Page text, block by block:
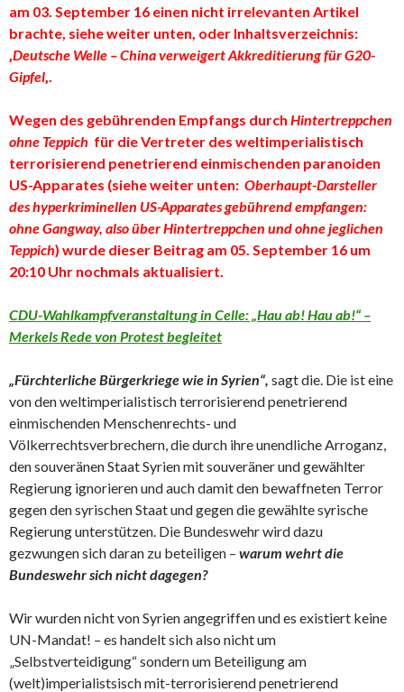
am 03. September 16 einen nicht irrelevanten Artikel
brachte, siehe weiter unten, oder Inhaltsverzeichnis:
‚Deutsche Welle – China verweigert Akkreditierung für G20-
Gipfel‚.
Wegen des gebührenden Empfangs durch Hintertreppchen
ohne Teppich für die Vertreter des weltimperialistisch
terrorisierend penetrierend einmischenden paranoiden
US-Apparates (siehe weiter unten: Oberhaupt-Darsteller
des hyperkriminellen US-Apparates gebührend empfangen:
ohne Gangway, also über Hintertreppchen und ohne jeglichen
Teppich) wurde dieser Beitrag am 05. September 16 um
20:10 Uhr nochmals aktualisiert.
CDU-Wahlkampfveranstaltung in Celle: „Hau ab! Hau ab!“ –
Merkels Rede von Protest begleitet
„Fürchterliche Bürgerkriege wie in Syrien“, sagt die. Die ist eine
von den weltimperialistisch terrorisierend penetrierend
einmischenden Menschenrechts- und
Völkerrechtsverbrechern, die durch ihre unendliche Arroganz,
den souveränen Staat Syrien mit souveräner und gewählter
Regierung ignorieren und auch damit den bewaffneten Terror
gegen den syrischen Staat und gegen die gewählte syrische
Regierung unterstützen. Die Bundeswehr wird dazu
gezwungen sich daran zu beteiligen – warum wehrt die
Bundeswehr sich nicht dagegen?
Wir wurden nicht von Syrien angegriffen und es existiert keine
UN-Mandat! – es handelt sich also nicht um
„Selbstverteidigung“ sondern um Beteiligung am
(welt)imperialistsisch mit-terrorisierend penetrierend